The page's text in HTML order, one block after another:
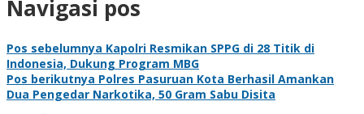
Navigasi pos
Pos sebelumnya Kapolri Resmikan SPPG di 28 Titik di
Indonesia, Dukung Program MBG
Pos berikutnya Polres Pasuruan Kota Berhasil Amankan
Dua Pengedar Narkotika, 50 Gram Sabu Disita